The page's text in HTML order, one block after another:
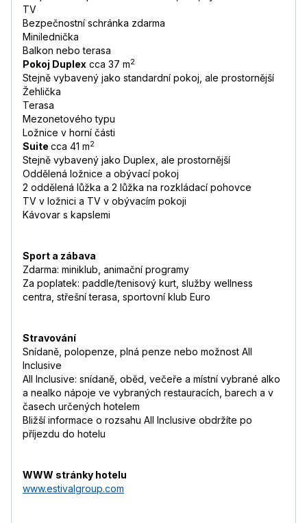
TV
Bezpečnostní schránka zdarma
Minilednička
Balkon nebo terasa
Pokoj Duplex cca 37 m2
Stejně vybavený jako standardní pokoj, ale prostornější
Žehlička
Terasa
Mezonetového typu
Ložnice v horní části
Suite cca 41 m2
Stejně vybavený jako Duplex, ale prostornější
Oddělená ložnice a obývací pokoj
2 oddělená lůžka a 2 lůžka na rozkládací pohovce
TV v ložnici a TV v obývacím pokoji
Kávovar s kapslemi
Sport a zábava
Zdarma: miniklub, animační programy
Za poplatek: paddle/tenisový kurt, služby wellness
centra, střešní terasa, sportovní klub Euro
Stravování
Snídaně, polopenze, plná penze nebo možnost All
Inclusive
All Inclusive: snídaně, oběd, večeře a místní vybrané alko
a nealko nápoje ve vybraných restauracích, barech a v
časech určených hotelem
Bližší informace o rozsahu All Inclusive obdržíte po
příjezdu do hotelu
WWW stránky hotelu
www.estivalgroup.com